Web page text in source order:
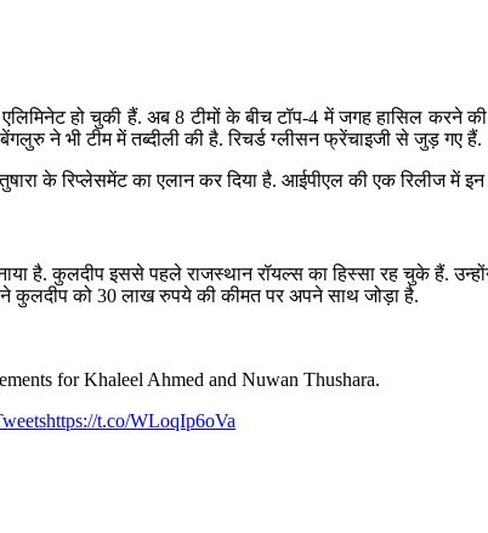
हो चुकी हैं. अब 8 टीमों के बीच टॉप-4 में जगह हासिल
ने भी टीम में तब्दीली की है. रिचर्ड ग्लीसन फ्रेंचाइजी से जुड़ गए हैं.
रिप्लेसमेंट का एलान कर दिया है. आईपीएल की एक रिलीज में इन
है. कुलदीप इससे पहले राजस्थान रॉयल्स का हिस्सा रह चुके हैं.
कुलदीप को 30 लाख रुपये की कीमत पर अपने साथ जोड़ा है.
for Khaleel Ahmed and Nuwan Thushara.
https://t.co/WLoqIp6oVa